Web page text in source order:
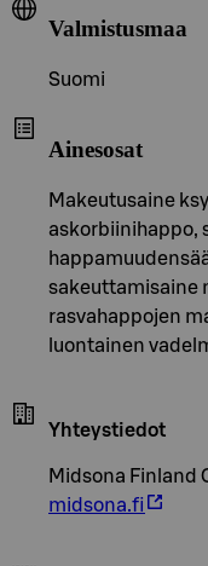
Valmistusmaa
Suomi
Ainesosat
Makeutusaine
askorbiinihappo,
sakeuttamisaine
rasvahappojen
luontainen
Yhteystiedot
Midsona Finland
midsona.fi